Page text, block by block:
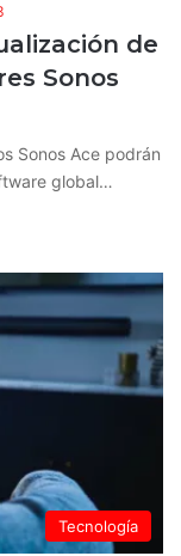
de
Sonos
Sonos Ace podrán
global…
Tecnología